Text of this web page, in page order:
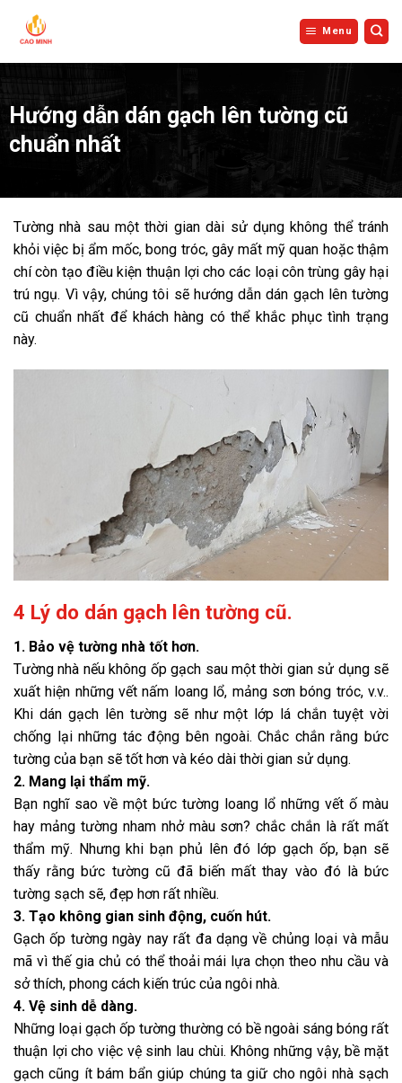
Menu
Hướng dẫn dán gạch lên tường cũ
chuẩn nhất
Tường nhà sau một thời gian dài sử dụng không thể tránh
khỏi việc bị ẩm mốc, bong tróc, gây mất mỹ quan hoặc thậm
chí còn tạo điều kiện thuận lợi cho các loại côn trùng gây hại
trú ngụ. Vì vậy, chúng tôi sẽ hướng dẫn dán gạch lên tường
cũ chuẩn nhất để khách hàng có thể khắc phục tình trạng
này.
4 Lý do dán gạch lên tường cũ.
1. Bảo vệ tường nhà tốt hơn.
Tường nhà nếu không ốp gạch sau một thời gian sử dụng sẽ
xuất hiện những vết nấm loang lổ, mảng sơn bóng tróc, v.v..
Khi dán gạch lên tường sẽ như một lớp lá chắn tuyệt vời
chống lại những tác động bên ngoài. Chắc chắn rằng bức
tường của bạn sẽ tốt hơn và kéo dài thời gian sử dụng.
2. Mang lại thẩm mỹ.
Bạn nghĩ sao về một bức tường loang lổ những vết ố màu
hay mảng tường nham nhở màu sơn? chắc chắn là rất mất
thẩm mỹ. Nhưng khi bạn phủ lên đó lớp gạch ốp, bạn sẽ
thấy rằng bức tường cũ đã biến mất thay vào đó là bức
tường sạch sẽ, đẹp hơn rất nhiều.
3. Tạo không gian sinh động, cuốn hút.
Gạch ốp tường ngày nay rất đa dạng về chủng loại và mẫu
mã vì thế gia chủ có thể thoải mái lựa chọn theo nhu cầu và
sở thích, phong cách kiến trúc của ngôi nhà.
4. Vệ sinh dễ dàng.
Những loại gạch ốp tường thường có bề ngoài sáng bóng rất
thuận lợi cho việc vệ sinh lau chùi. Không những vậy, bề mặt
gạch cũng ít bám bẩn giúp chúng ta giữ cho ngôi nhà sạch